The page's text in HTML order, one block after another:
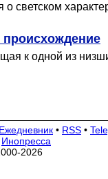
светском
происхождение
к одной из
Ежедневник • RSS •
Инопресса
2026